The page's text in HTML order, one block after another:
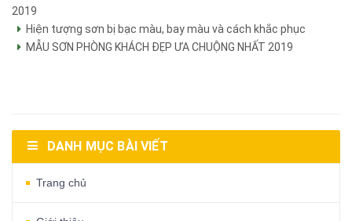
2019
Hiện tượng sơn bị bạc màu, bay màu và cách khắc phục
MẪU SƠN PHÒNG KHÁCH ĐẸP ƯA CHUỘNG NHẤT 2019
DANH MỤC BÀI VIẾT
Trang chủ